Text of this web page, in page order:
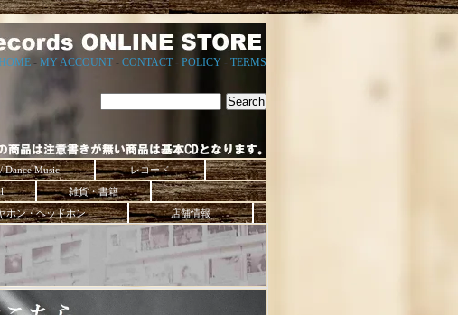
- MY ACCOUNT - CONTACT- POLICY TERMS
Dance Music
レコード
雑貨・書籍
ン・ヘッドホン 店舗情報